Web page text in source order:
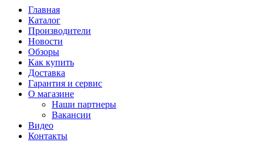
Главная
Каталог
Производители
Новости
Обзоры
Как купить
Доставка
Гарантия и сервис
О магазине
Наши партнеры
Вакансии
Видео
Контакты